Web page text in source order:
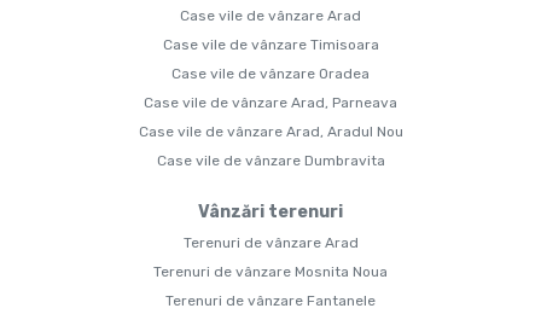
Case vile de vânzare Arad
Case vile de vânzare Timisoara
Case vile de vânzare Oradea
Case vile de vânzare Arad, Parneava
Case vile de vânzare Arad, Aradul Nou
Case vile de vânzare Dumbravita
Vânzări terenuri
Terenuri de vânzare Arad
Terenuri de vânzare Mosnita Noua
Terenuri de vânzare Fantanele